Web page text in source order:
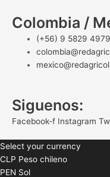
Colombia /
(+56) 9 5829 4979
Siguenos:
Facebook-f Instagram
Select your currency
CLP Peso chileno
PEN Sol